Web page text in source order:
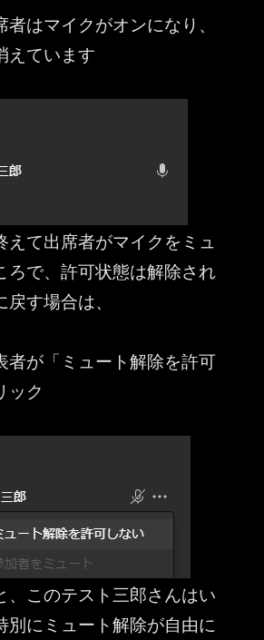
はマイクがオンになり、
えています
えて出席者がマイクをミュ
ろで、許可状態は解除され
す場合は、
が「ミュート解除を許可
ック
、このテスト三郎さんはい
別にミュート解除が自由に